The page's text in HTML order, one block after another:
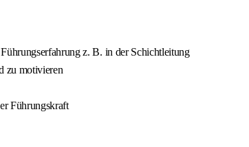
z. B. in der Schichtleitung
zu motivieren
Führungskraft